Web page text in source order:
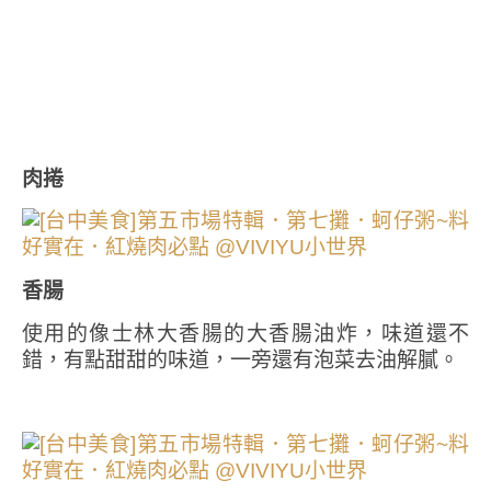
肉捲
香腸
使用的像士林大香腸的大香腸油炸，味道還不
錯，有點甜甜的味道，一旁還有泡菜去油解膩。